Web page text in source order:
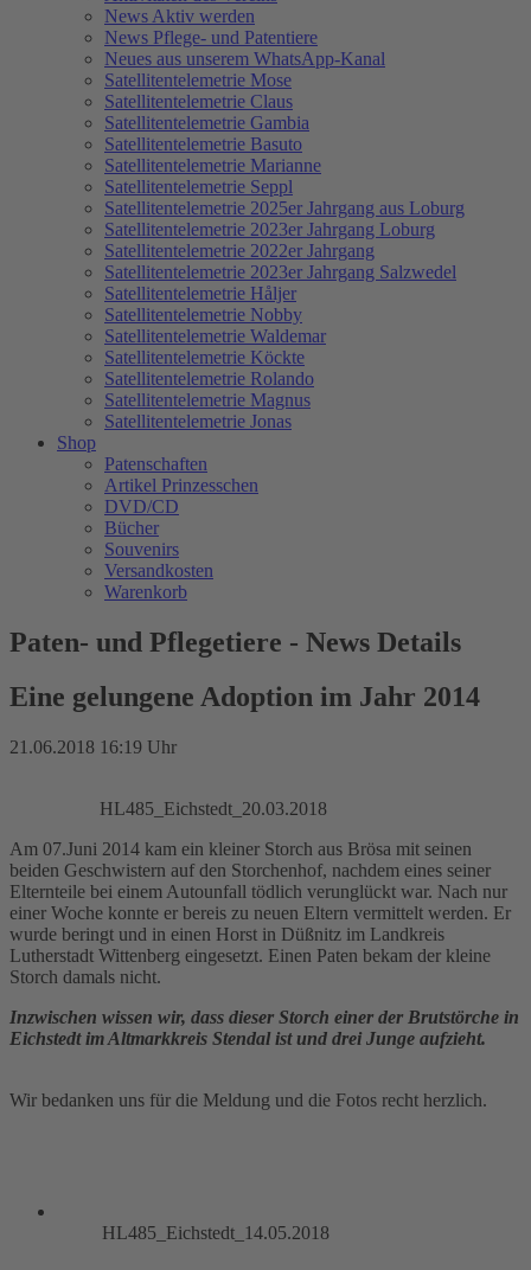
News Aktiv werden
News Pflege- und Patentiere
Neues aus unserem WhatsApp-Kanal
Satellitentelemetrie Mose
Satellitentelemetrie Claus
Satellitentelemetrie Gambia
Satellitentelemetrie Basuto
Satellitentelemetrie Marianne
Satellitentelemetrie Seppl
Satellitentelemetrie 2025er Jahrgang aus Loburg
Satellitentelemetrie 2023er Jahrgang Loburg
Satellitentelemetrie 2022er Jahrgang
Satellitentelemetrie 2023er Jahrgang Salzwedel
Satellitentelemetrie Håljer
Satellitentelemetrie Nobby
Satellitentelemetrie Waldemar
Satellitentelemetrie Köckte
Satellitentelemetrie Rolando
Satellitentelemetrie Magnus
Satellitentelemetrie Jonas
Shop
Patenschaften
Artikel Prinzesschen
DVD/CD
Bücher
Souvenirs
Versandkosten
Warenkorb
Paten- und Pflegetiere - News Details
Eine gelungene Adoption im Jahr 2014
21.06.2018 16:19 Uhr
HL485_Eichstedt_20.03.2018
Am 07.Juni 2014 kam ein kleiner Storch aus Brösa mit seinen
beiden Geschwistern auf den Storchenhof, nachdem eines seiner
Elternteile bei einem Autounfall tödlich verunglückt war. Nach nur
einer Woche konnte er bereis zu neuen Eltern vermittelt werden. Er
wurde beringt und in einen Horst in Düßnitz im Landkreis
Lutherstadt Wittenberg eingesetzt. Einen Paten bekam der kleine
Storch damals nicht.
Inzwischen wissen wir, dass dieser Storch einer der Brutstörche in
Eichstedt im Altmarkkreis Stendal ist und drei Junge aufzieht.
Wir bedanken uns für die Meldung und die Fotos recht herzlich.
HL485_Eichstedt_14.05.2018